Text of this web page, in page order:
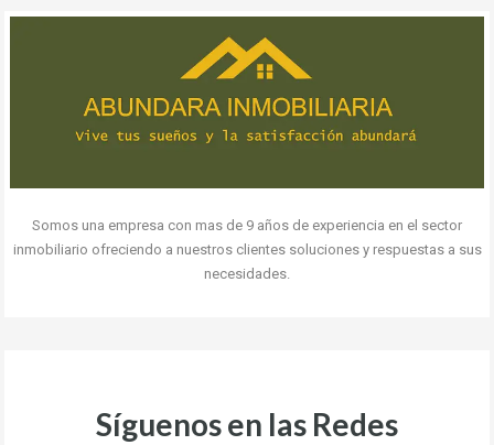
Somos una empresa con mas de 9 años de experiencia en el sector
inmobiliario ofreciendo a nuestros clientes soluciones y respuestas a sus
necesidades.
Síguenos en las Redes